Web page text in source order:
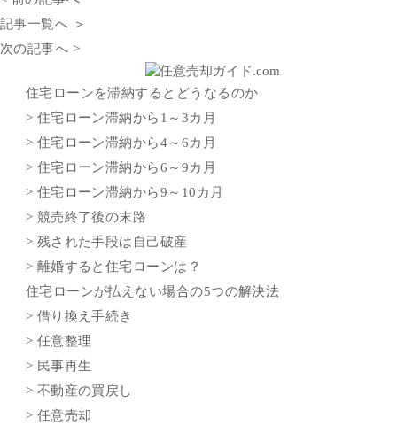
記事一覧へ ＞
次の記事へ >
住宅ローンを滞納するとどうなるのか
> 住宅ローン滞納から1～3カ月
> 住宅ローン滞納から4～6カ月
> 住宅ローン滞納から6～9カ月
> 住宅ローン滞納から9～10カ月
> 競売終了後の末路
> 残された手段は自己破産
> 離婚すると住宅ローンは？
住宅ローンが払えない場合の5つの解決法
> 借り換え手続き
> 任意整理
> 民事再生
> 不動産の買戻し
> 任意売却